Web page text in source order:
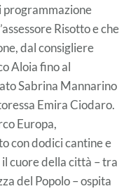
Risotto e che
dal consigliere
Aloia fino al
Sabrina Mannarino
Emira Ciodaro.
Europa,
con dodici cantine e
cuore della città – tra
del Popolo – ospita